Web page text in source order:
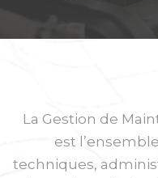
La Gestion de
est
techniques,